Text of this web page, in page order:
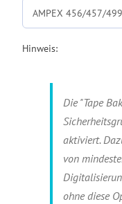
Hinweis:
Die "Tape
aktiviert.
von
ohne diese